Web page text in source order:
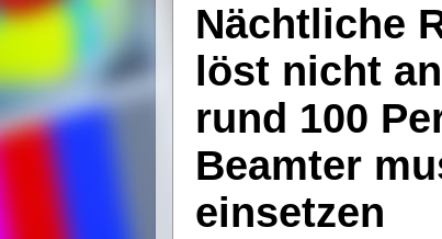
Nächtliche
löst nicht
rund 100
Beamter
einsetzen